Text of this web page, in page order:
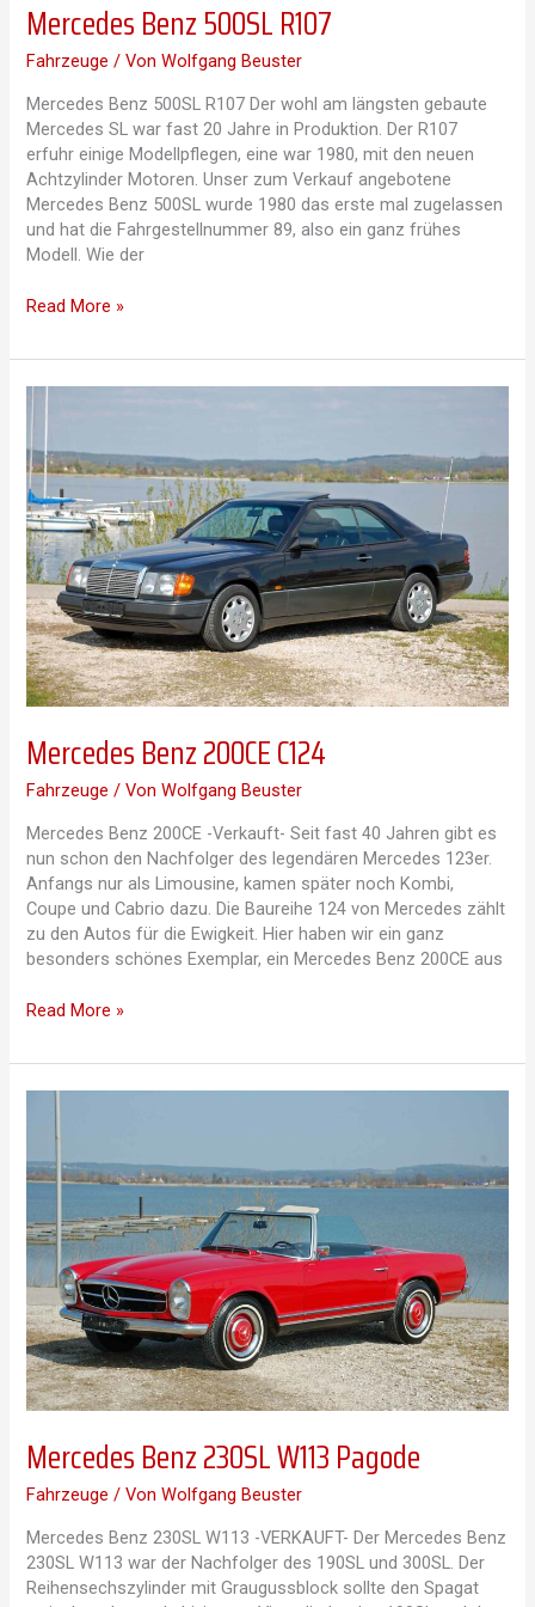
Mercedes Benz 500SL R107
Fahrzeuge / VonWolfgang Beuster
Mercedes Benz 500SL R107 Der wohl am längsten gebaute
Mercedes SL war fast 20 Jahre in Produktion. Der R107
erfuhr einige Modellpflegen, eine war 1980, mit den neuen
Achtzylinder Motoren. Unser zum Verkauf angebotene
Mercedes Benz 500SL wurde 1980 das erste mal zugelassen
und hat die Fahrgestellnummer 89, also ein ganz frühes
Modell. Wie der
Mercedes
500SL
Read More »
Mercedes Benz 200CE C124
Fahrzeuge / VonWolfgang Beuster
Mercedes Benz 200CE -Verkauft- Seit fast 40 Jahren gibt es
nun schon den Nachfolger des legendären Mercedes 123er.
Anfangs nur als Limousine, kamen später noch Kombi,
Coupe und Cabrio dazu. Die Baureihe 124 von Mercedes zählt
zu den Autos für die Ewigkeit. Hier haben wir ein ganz
besonders schönes Exemplar, ein Mercedes Benz 200CE aus
Mercedes
200CE
Read More »
Mercedes Benz 230SL W113 Pagode
Fahrzeuge / VonWolfgang Beuster
Mercedes Benz 230SL W113 -VERKAUFT- Der Mercedes Benz
230SL W113 war der Nachfolger des 190SL und 300SL. Der
Reihensechszylinder mit Graugussblock sollte den Spagat